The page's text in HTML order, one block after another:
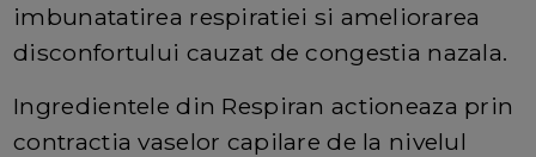
imbunatatirea respiratiei si ameliorarea
disconfortului cauzat de congestia nazala.
Ingredientele din Respiran actioneaza prin
contractia vaselor capilare de la nivelul